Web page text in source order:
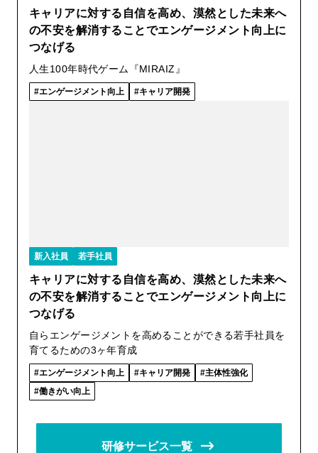
キャリアに対する自信を高め、漠然とした未来へ
の不安を解消することでエンゲージメント向上に
つなげる
人生100年時代ゲーム『MIRAIZ』
エンゲージメント向上 キャリア開発
新入社員 若手社員
キャリアに対する自信を高め、漠然とした未来へ
の不安を解消することでエンゲージメント向上に
つなげる
自らエンゲージメントを高めることができる若手社員を
育てるための3ヶ年育成
エンゲージメント向上 キャリア開発
主体性強化
働きがい向上
研修サービス一覧